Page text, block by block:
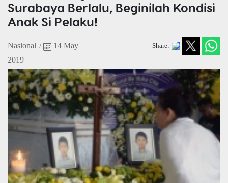
Surabaya Berlalu, Beginilah Kondisi
Anak Si Pelaku!
Nasional /
14 May
2019
Share: